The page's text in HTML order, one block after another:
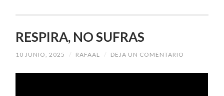
RESPIRA, NO SUFRAS
10 JUNIO, 2025 / RAFAAL / DEJA UN COMENTARIO